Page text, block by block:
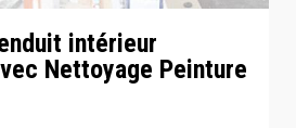
intérieur
Nettoyage Peinture